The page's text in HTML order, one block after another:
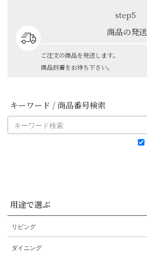
step5
商品の発送
ご注文の商品を発送します。
商品到着をお待ち下さい。
キーワード / 商品番号検索
用途で選ぶ
リビング
ダイニング